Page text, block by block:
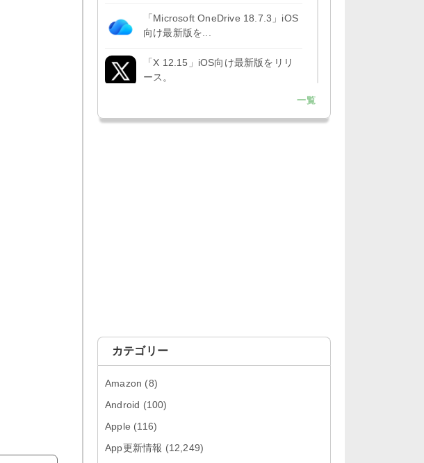
「Microsoft OneDrive 18.7.3」iOS
向け最新版を...
「X 12.15」iOS向け最新版をリリ
ース。
リリース。Liguid G...
版をリリース。AIプロ...
イバル 26.40」iOS向...
ザ 151.0.7922....
一覧
カテゴリー
Amazon (8)
Android (100)
Apple (116)
App更新情報 (12,249)